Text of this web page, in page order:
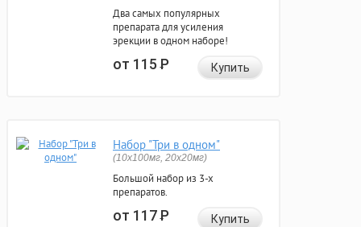
Два самых популярных
препарата для усиления
эрекции в одном наборе!
от 115Р Купить
Набор "Три в одном"
(10x100мг, 20x20мг)
Большой набор из 3-х
препаратов.
от 117Р Купить